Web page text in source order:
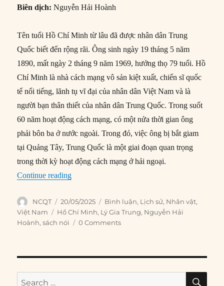
Biên dịch: Nguyễn Hải Hoành
Tên tuổi Hồ Chí Minh từ lâu đã được nhân dân Trung
Quốc biết đến rộng rãi. Ông sinh ngày 19 tháng 5 năm
1890, mất ngày 2 tháng 9 năm 1969, hưởng thọ 79 tuổi. Hồ
Chí Minh là nhà cách mạng vô sản kiệt xuất, chiến sĩ quốc
tế nổi tiếng, lãnh tụ vĩ đại của nhân dân Việt Nam và là
người bạn thân thiết của nhân dân Trung Quốc. Trong suốt
60 năm hoạt động cách mạng, có một nửa thời gian ông
phải bôn ba ở nước ngoài. Trong đó, việc ông bị bắt giam
tại Quảng Tây, Trung Quốc là một giai đoạn quan trọng
trong thời kỳ hoạt động cách mạng ở hải ngoại.
Continue reading“Một giai đoạn quan trọng trong cuộc đời Chủ
Author
NCQT
Posted
on
20/05/2025 Categories
Bình luận, Lịch sử, Nhân vật,
Việt Nam
Tags
Hồ Chí Minh, Lý Gia Trung, Nguyễn Hải
Hoành,sách nói 0 Comments
Search